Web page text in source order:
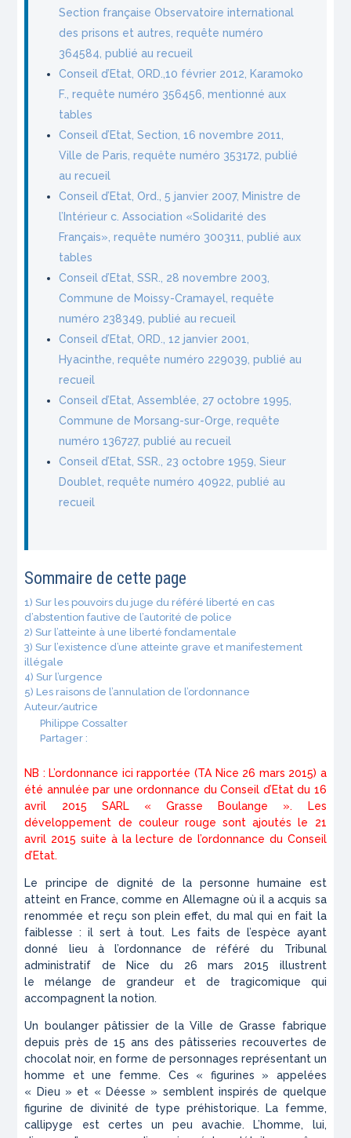
Section française Observatoire international
des prisons et autres, requête numéro
364584, publié au recueil
Conseil d’Etat, ORD.,10 février 2012, Karamoko
F., requête numéro 356456, mentionné aux
tables
Conseil d’Etat, Section, 16 novembre 2011,
Ville de Paris, requête numéro 353172, publié
au recueil
Conseil d’Etat, Ord., 5 janvier 2007, Ministre de
l’Intérieur c. Association «Solidarité des
Français», requête numéro 300311, publié aux
tables
Conseil d’Etat, SSR., 28 novembre 2003,
Commune de Moissy-Cramayel, requête
numéro 238349, publié au recueil
Conseil d’Etat, ORD., 12 janvier 2001,
Hyacinthe, requête numéro 229039, publié au
recueil
Conseil d’Etat, Assemblée, 27 octobre 1995,
Commune de Morsang-sur-Orge, requête
numéro 136727, publié au recueil
Conseil d’Etat, SSR., 23 octobre 1959, Sieur
Doublet, requête numéro 40922, publié au
recueil
Sommaire de cette page
1) Sur les pouvoirs du juge du référé liberté en cas
d’abstention fautive de l’autorité de police
2) Sur l’atteinte à une liberté fondamentale
3) Sur l’existence d’une atteinte grave et manifestement
illégale
4) Sur l’urgence
5) Les raisons de l’annulation de l’ordonnance
Auteur/autrice
Philippe Cossalter
Partager :
NB : L’ordonnance ici rapportée (TA Nice 26 mars 2015) a
été annulée par une ordonnance du Conseil d’Etat du 16
avril 2015 SARL « Grasse Boulange ». Les
développement de couleur rouge sont ajoutés le 21
avril 2015 suite à la lecture de l’ordonnance du Conseil
d’Etat.
Le principe de dignité de la personne humaine est
atteint en France, comme en Allemagne où il a acquis sa
renommée et reçu son plein effet, du mal qui en fait la
faiblesse : il sert à tout. Les faits de l’espèce ayant
donné lieu à l’ordonnance de référé du Tribunal
administratif de Nice du 26 mars 2015 illustrent
le mélange de grandeur et de tragicomique qui
accompagnent la notion.
Un boulanger pâtissier de la Ville de Grasse fabrique
depuis près de 15 ans des pâtisseries recouvertes de
chocolat noir, en forme de personnages représentant un
homme et une femme. Ces « figurines » appelées
« Dieu » et « Déesse » semblent inspirés de quelque
figurine de divinité de type préhistorique. La femme,
callipyge est certes un peu avachie. L’homme, lui,